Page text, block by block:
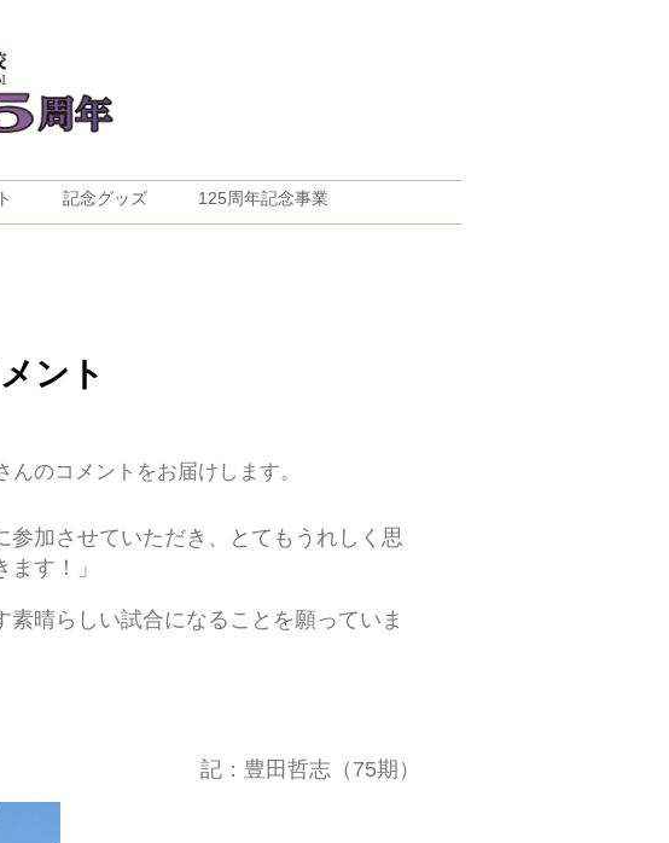
記念グッズ 125周年記念事業
ント
のコメントをお届けします。
参加させていただき、とてもうれしく思
す！」
晴らしい試合になることを願っていま
記：豊田哲志（75期）